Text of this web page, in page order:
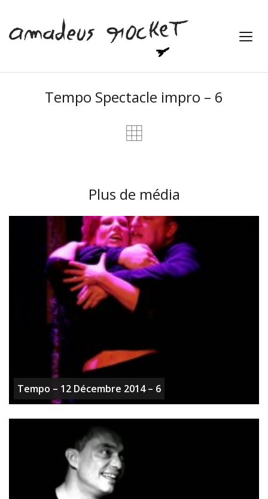
Tempo Spectacle impro – 6
Plus de média
Tempo – 12 Décembre 2014 – 6